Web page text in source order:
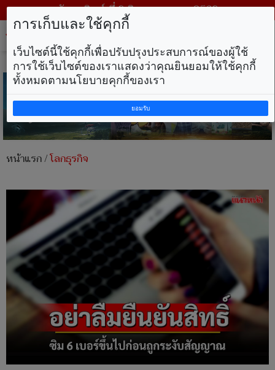
วันอาทิตย์ ที่ 9 สิงหาคม พ.ศ. 2569
หน้าแรก/โลกธุรกิจ
การเก็บและใช้คุกกี้
เว็บไซต์นี้ใช้คุกกี้เพื่อปรับปรุงประสบการณ์ของผู้ใช้
การใช้เว็บไซต์ของเราแสดงว่าคุณยินยอมให้ใช้คุกกี้
ทั้งหมดตามนโยบายคุกกี้ของเรา
ยอมรับ